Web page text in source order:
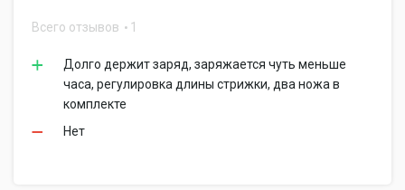
Всего отзывов 1
Долго держит заряд, заряжается чуть меньше
часа, регулировка длины стрижки, два ножа в
комплекте
Нет